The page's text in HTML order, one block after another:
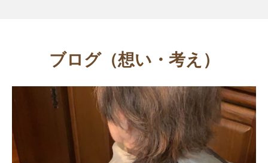
ブログ（想い・考え）